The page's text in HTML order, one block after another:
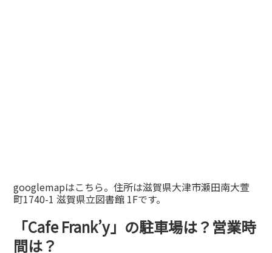
googlemapはこちら。住所は滋賀県大津市瀬田南大萱
町1740-1 滋賀県立図書館 1Fです。
「Cafe Frank’y」の駐車場は？営業時
間は？